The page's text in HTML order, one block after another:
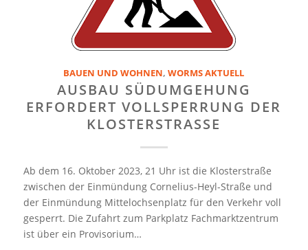
BAUEN UND WOHNEN,WORMS AKTUELL
AUSBAU SÜDUMGEHUNG
ERFORDERT VOLLSPERRUNG DER
KLOSTERSTRASSE
Ab dem 16. Oktober 2023, 21 Uhr ist die Klosterstraße
zwischen der Einmündung Cornelius-Heyl-Straße und
der Einmündung Mittelochsenplatz für den Verkehr voll
gesperrt. Die Zufahrt zum Parkplatz Fachmarktzentrum
ist über ein Provisorium…